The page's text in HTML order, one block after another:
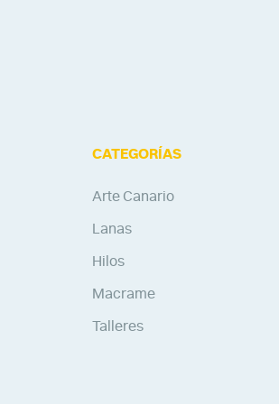
CATEGORÍAS
Arte Canario
Lanas
Hilos
Macrame
Talleres